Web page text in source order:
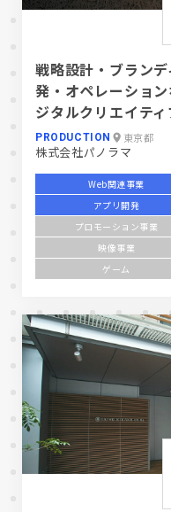
戦略設計・ブラン
発・オペレーショ
ジタルクリエイテ
PRODUCTION 東京都
株式会社パノラマ
Web関連事業
アプリ開発
プロモーション事業
映像事業
ゲーム